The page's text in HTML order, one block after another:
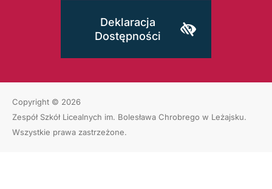
Deklaracja
Dostępności
Copyright © 2026
Zespół Szkół Licealnych im. Bolesława Chrobrego w Leżajsku.
Wszystkie prawa zastrzeżone.